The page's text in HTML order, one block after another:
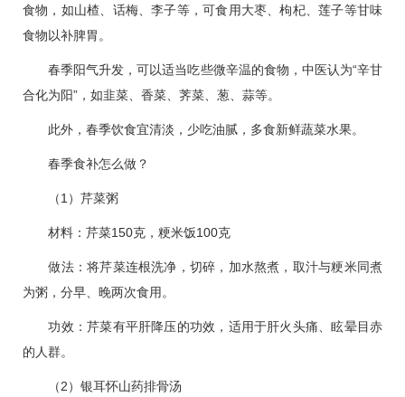
食物，如山楂、话梅、李子等，可食用大枣、枸杞、莲子等甘味
食物以补脾胃。
春季阳气升发，可以适当吃些微辛温的食物，中医认为“辛甘
合化为阳”，如韭菜、香菜、荠菜、葱、蒜等。
此外，春季饮食宜清淡，少吃油腻，多食新鲜蔬菜水果。
春季食补怎么做？
（1）芹菜粥
材料：芹菜150克，粳米饭100克
做法：将芹菜连根洗净，切碎，加水熬煮，取汁与粳米同煮
为粥，分早、晚两次食用。
功效：芹菜有平肝降压的功效，适用于肝火头痛、眩晕目赤
的人群。
（2）银耳怀山药排骨汤